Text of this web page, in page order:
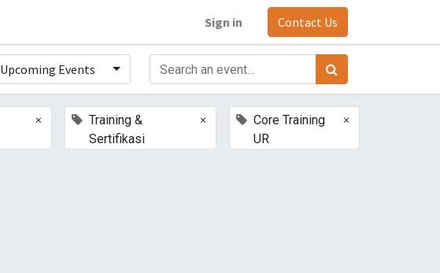
Sign in Contact Us
Upcoming Events
×
Training &
Sertifikasi
×
Core Training
UR
×